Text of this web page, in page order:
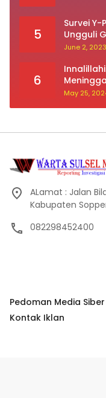
ALamat : Jalan
Kabupaten
082298452400
Pedoman Media Siber